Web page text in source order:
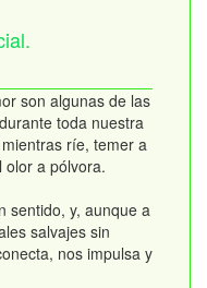
son algunas de las
toda nuestra
ríe, temer a
olor a pólvora.
sentido, y, aunque a
salvajes sin
nos impulsa y